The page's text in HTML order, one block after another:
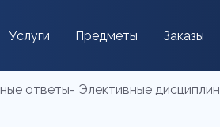
Услуги Предметы Заказы
ответы- Элективные